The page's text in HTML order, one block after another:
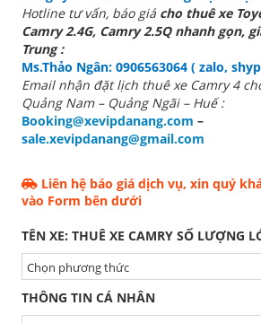
Hotline tư vấn, báo giá cho thuê xe
Camry 2.4G, Camry 2.5Q nhanh gọn,
Trung :
Ms.Thảo Ngân: 0906563064 ( zalo,
Email nhận đặt lịch thuê xe Camry 4
Quảng Nam – Quảng Ngãi – Huế :
Booking@xevipdanang.com –
sale.xevipdanang@gmail.com
Liên hệ báo giá dịch vụ, xin quý
vào Form bên dưới
TÊN XE: THUÊ XE CAMRY SỐ LƯỢNG
THÔNG TIN CÁ NHÂN